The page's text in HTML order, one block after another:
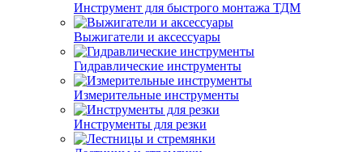
Инструмент для быстрого монтажа ТДМ
Выжигатели и аксессуары
Гидравлические инструменты
Измерительные инструменты
Инструменты для резки